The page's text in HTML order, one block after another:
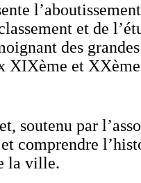
et de
des
XIXème et
soutenu par
comprendre
la ville.